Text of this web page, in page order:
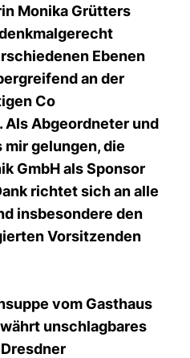
Monika Grütters
Ebenen
an der
Co
Abgeordneter und
gelungen, die
GmbH als Sponsor
richtet sich an alle
insbesondere den
Vorsitzenden
vom Gasthaus
unschlagbares